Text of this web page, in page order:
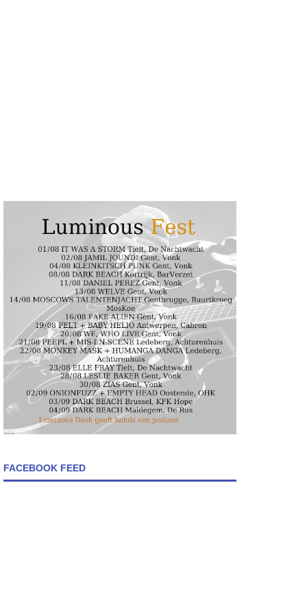
FACEBOOK FEED